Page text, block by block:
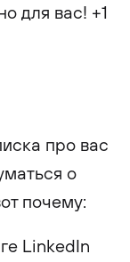
для вас! +1
про вас
о
почему:
LinkedIn